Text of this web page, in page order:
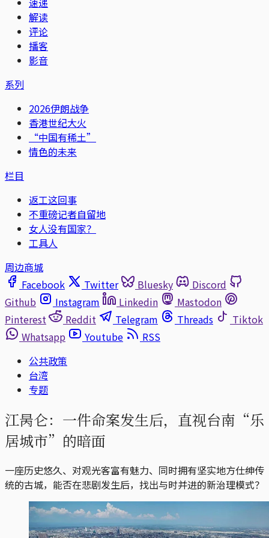
解读
评论
播客
影音
系列
2026伊朗战争
香港世纪大火
“中国有稀土”
情色的未来
栏目
返工这回事
不重磅记者自留地
女人没有国家？
工具人
周边商城
Facebook
Twitter Bluesky
Discord
Github
Instagram Linkedin
Mastodon
Pinterest
Reddit Telegram Threads
Tiktok
Whatsapp
Youtube
RSS
公共政策
台湾
专题
江昺仑：一件命案发生后，直视台南“乐
居城市”的暗面
一座历史悠久、对观光客富有魅力、同时拥有坚实地方仕绅传
统的古城，能否在悲剧发生后，找出与时并进的新治理模式？